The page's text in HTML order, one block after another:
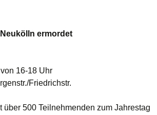
ermordet
16-18 Uhr
Friedrichstr.
500 Teilnehmenden zum Jahrestag